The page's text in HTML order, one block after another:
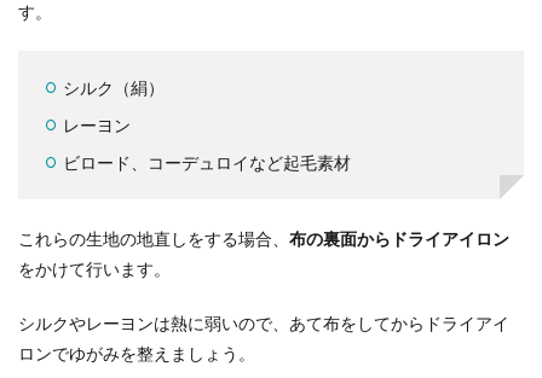
す。
シルク（絹）
レーヨン
ビロード、コーデュロイなど起毛素材
これらの生地の地直しをする場合、 布の裏面からドライアイロン
をかけて行います。
シルクやレーヨンは熱に弱いので、あて布をしてからドライアイ
ロンでゆがみを整えましょう。